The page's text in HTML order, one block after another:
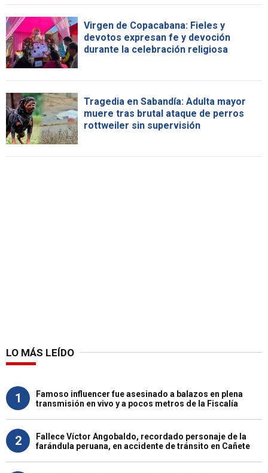
Virgen de Copacabana: Fieles y
devotos expresan fe y devoción
durante la celebración religiosa
Tragedia en Sabandía: Adulta mayor
muere tras brutal ataque de perros
rottweiler sin supervisión
LO MÁS LEÍDO
1
Famoso influencer fue asesinado a balazos en plena
transmisión en vivo y a pocos metros de la Fiscalía
2
Fallece Víctor Angobaldo, recordado personaje de la
farándula peruana, en accidente de tránsito en Cañete